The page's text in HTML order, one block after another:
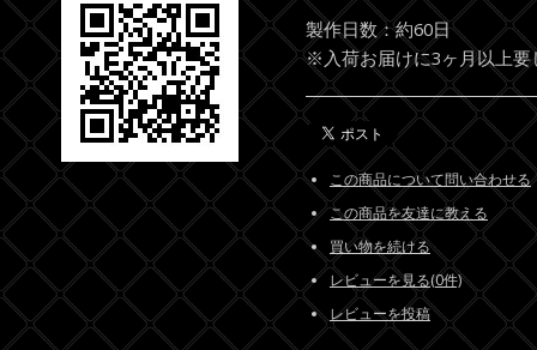
製作日数：約60日
※入荷お届けに3ヶ月以上要
この商品について問い合わせる
この商品を友達に教える
買い物を続ける
レビューを見る(0件)
レビューを投稿